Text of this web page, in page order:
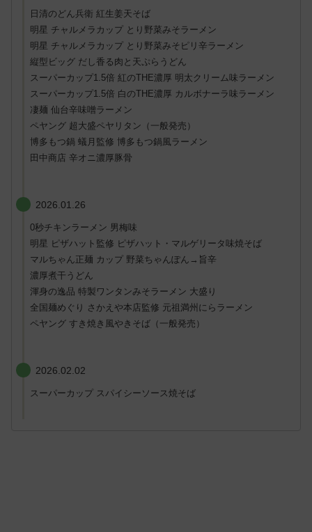
日清のどん兵衛 紅生姜天そば
明星 チャルメラカップ とり野菜みそラーメン
明星 チャルメラカップ とり野菜みそピリ辛ラーメン
縦型ビッグ だし香る肉と天ぷらうどん
スーパーカップ1.5倍 紅のTHE濃厚 明太クリーム味ラーメン
スーパーカップ1.5倍 白のTHE濃厚 カルボナーラ味ラーメン
凄麺 仙台辛味噌ラーメン
ペヤング 超大盛ペヤリタン（一般発売）
博多もつ鍋 蟻月監修 博多もつ鍋風ラーメン
田中商店 辛オニ濃厚豚骨
2026.01.26
0秒チキンラーメン 男梅味
明星 ピザハット監修 ピザハット・マルゲリータ味焼そば
マルちゃん正麺 カップ 野菜ちゃんぽん→旨辛
濃厚煮干うどん
渾身の逸品 特製ワンタンみそラーメン 大盛り
全国麺めぐり さかえや本店監修 元祖満州にらラーメン
ペヤング すき焼き風やきそば（一般発売）
2026.02.02
スーパーカップ スパイシーソース焼そば